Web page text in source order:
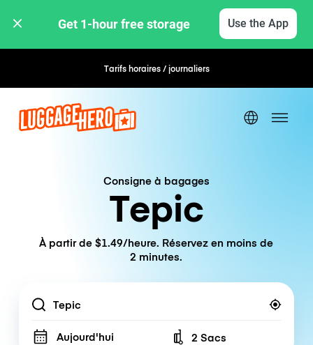
Get 1-hour free storage Use the App
Tarifs horaires / journaliers
Consigne à bagages
Tepic
À partir de $1.49/heure. Réservez en moins de
2 minutes.
Location
Aujourd'hui Number of bags
2 Sacs